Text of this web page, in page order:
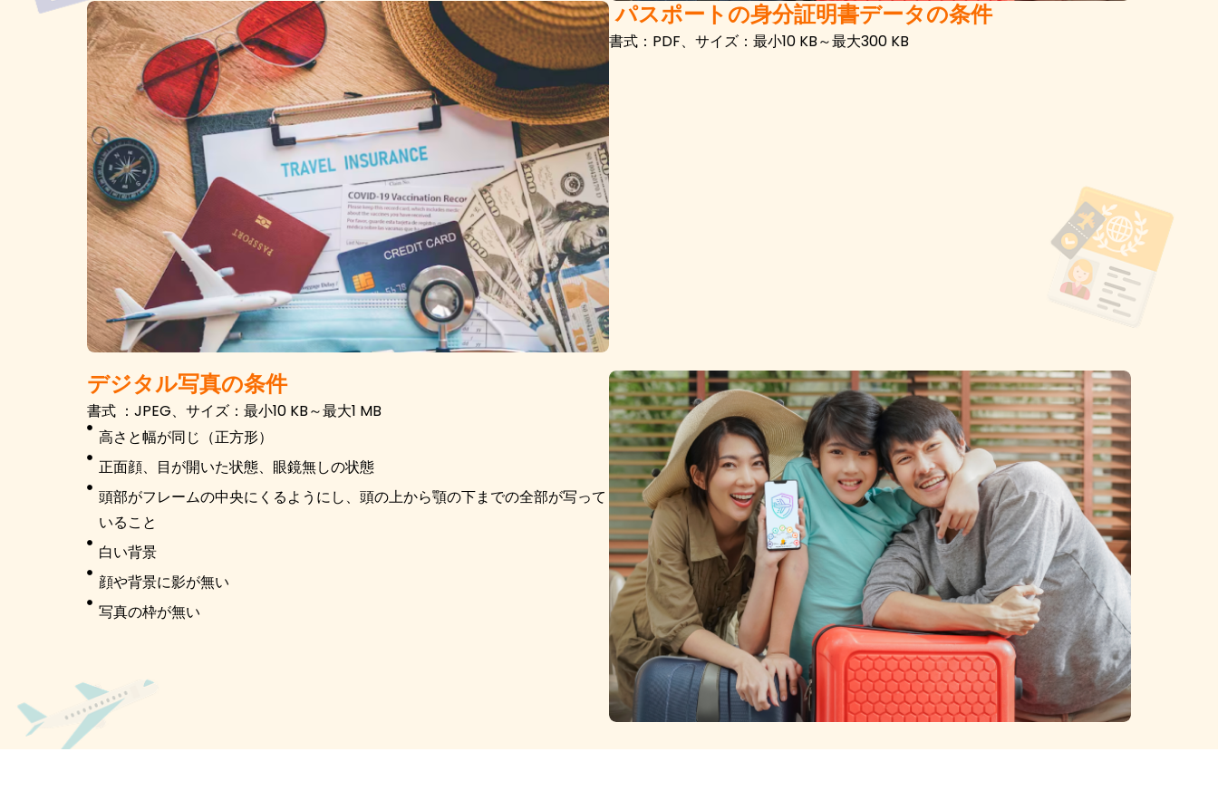
パスポートの身分証明書データの条件
書式：PDF、サイズ：最小10 KB～最大300 KB
デジタル写真の条件
書式 ：JPEG、サイズ：最小10 KB～最大1 MB
高さと幅が同じ（正方形）
正面顔、目が開いた状態、眼鏡無しの状態
頭部がフレームの中央にくるようにし、頭の上から顎の下までの全部が写って
いること
白い背景
顔や背景に影が無い
写真の枠が無い